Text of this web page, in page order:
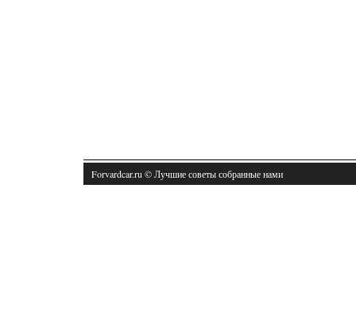
Forvardcar.ru © Лучшие советы собранные нами